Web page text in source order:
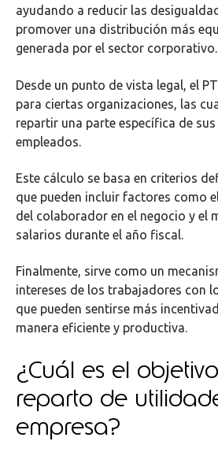
ayudando a reducir las
promover una distribución más
generada por el sector corporativo.
Desde un punto de vista legal, el
para ciertas organizaciones, las
repartir una parte específica de
empleados.
Este cálculo se basa en criterios
que pueden incluir factores como
del colaborador en el negocio y el
salarios durante el año fiscal.
Finalmente, sirve como un
intereses de los trabajadores con
que pueden sentirse más
manera eficiente y productiva.
¿Cuál es el
reparto de
empresa?